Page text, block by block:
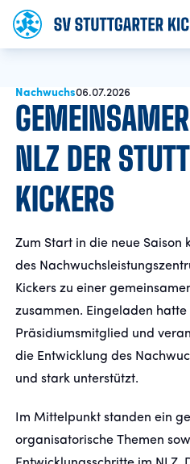
AKTUELLES
TEAM
VEREIN
FANS
NACHWUCHS
BUSINESS
FANSHOP
Nachwuchs06.07.2026
NLZ DER
KICKERS
Zum Start in die neue Saison
des
Kickers zu einer
zusammen. Eingeladen hatte
Präsidiumsmitglied und
die Entwicklung des
und stark unterstützt.
Im Mittelpunkt standen ein
organisatorische Themen